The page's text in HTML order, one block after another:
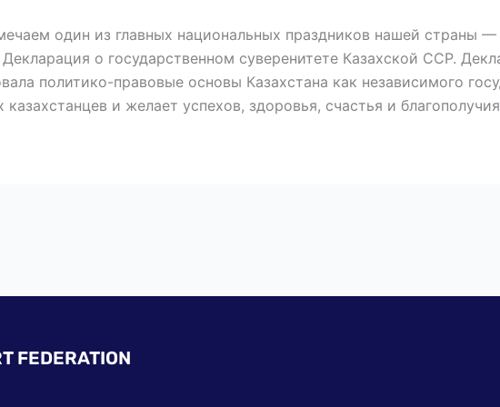
один из главных национальных праздников нашей страны
о государственном суверенитете Казахской ССР.
политико-правовые основы Казахстана как независимого
казахстанцев и желает успехов, здоровья, счастья и
FEDERATION